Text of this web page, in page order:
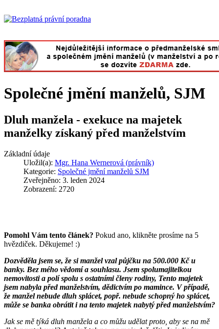
Společné jmění manželů, SJM
Dluh manžela - exekuce na majetek
manželky získaný před manželstvím
Základní údaje
Uložil(a): Mgr. Hana Wernerová (právník)
Kategorie: Společné jmění manželů SJM
Zveřejněno: 3. leden 2024
Zobrazení: 2720
Pomohl Vám tento článek? Pokud ano, klikněte prosíme na 5
hvězdiček. Děkujeme! :)
Dozvěděla jsem se, že si manžel vzal půjčku na 500.000 Kč u
banky. Bez mého vědomí a souhlasu. Jsem spolumajitelkou
nemovitosti a polí spolu s ostatními členy rodiny, Tento majetek
jsem nabyla před manželstvím, dědictvím po mamince. V případě,
že manžel nebude dluh splácet, popř. nebude schopný ho splácet,
může se banka obrátit i na tento majetek nabytý před manželstvím?
Jak se mě týká dluh manžela a co můžu udělat proto, aby se na mě